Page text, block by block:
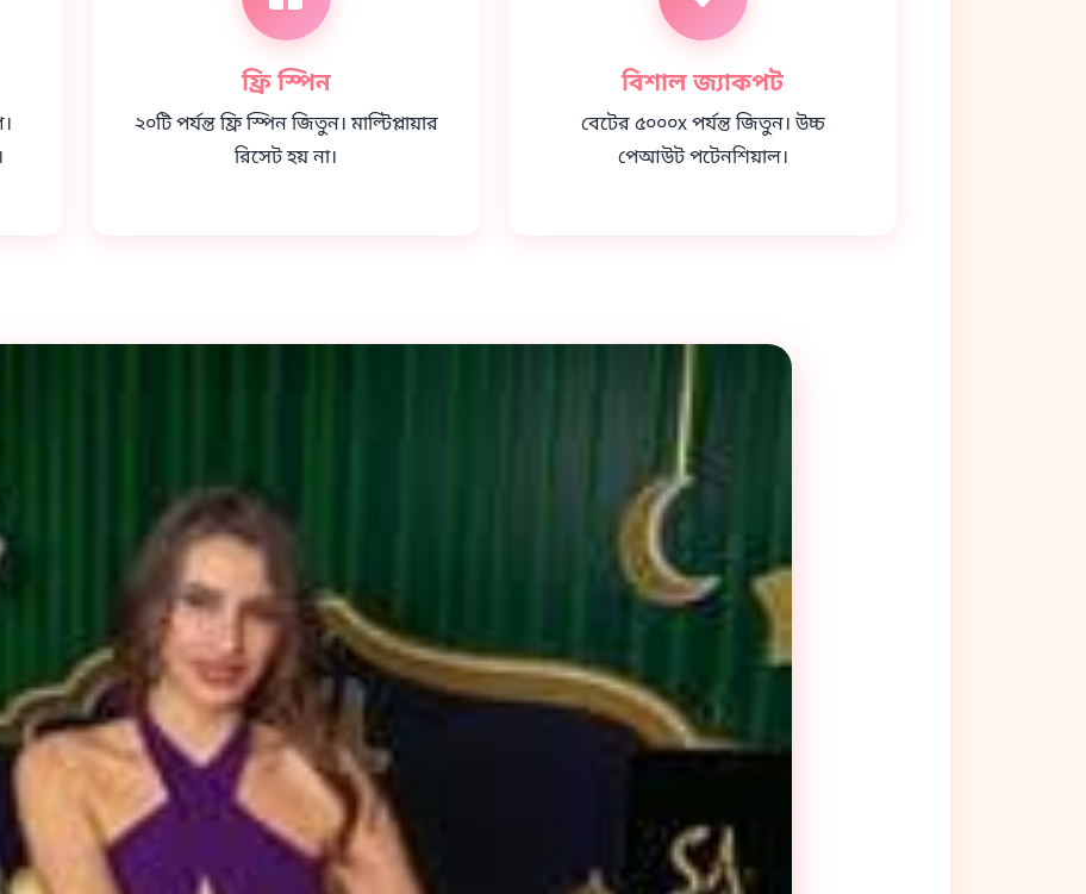
ফ্রি স্পিন
২০টি পর্যন্ত ফ্রি স্পিন জিতুন। মাল্টিপ্লায়ার
রিসেট হয় না।
বিশাল জ্যাকপট
বেটের ৫০০০x পর্যন্ত জিতুন। উচ্চ
পেআউট পটেনশিয়াল।